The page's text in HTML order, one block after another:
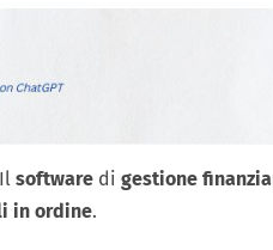
software di gestione
in ordine.